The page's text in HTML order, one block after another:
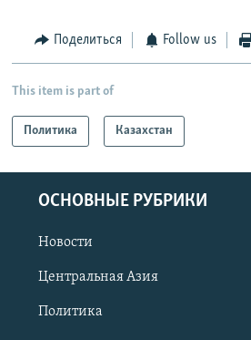
Поделиться Follow us
This item is part of
Политика Казахстан
ОСНОВНЫЕ РУБРИКИ
Новости
Центральная Азия
Политика